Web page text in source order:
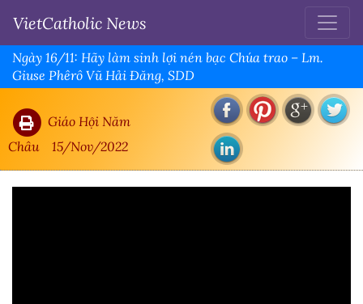
VietCatholic News
Ngày 16/11: Hãy làm sinh lợi nén bạc Chúa trao – Lm.
Giuse Phêrô Vũ Hải Đăng, SDD
Giáo Hội Năm
Châu
15/Nov/2022